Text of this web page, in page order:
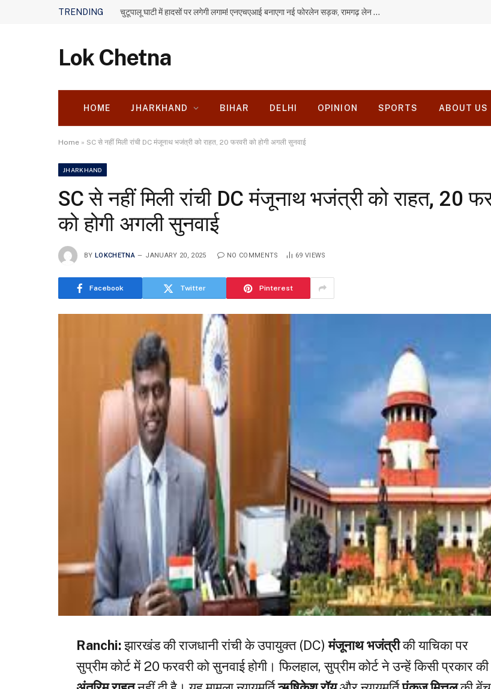
TRENDING चुटूपालू घाटी में हादसों पर लगेगी लगाम! एनएचएआई बनाएगा नई फोरलेन सड़क, रामगढ़ लेन का बदलेगा एलाइनमेंट
Lok Chetna
HOME JHARKHAND BIHAR DELHI OPINION SPORTS ABOUT US
Home » SC से नहीं मिली रांची DC मंजूनाथ भजंत्री को राहत, 20 फरवरी को होगी अगली सुनवाई
JHARKHAND
SC से नहीं मिली रांची DC मंजूनाथ भजंत्री को राहत, 20
को होगी अगली सुनवाई
BY LOKCHETNA JANUARY 20, 2025 NO COMMENTS 69 VIEWS
Facebook Twitter Pinterest
Ranchi:झारखंड की राजधानी रांची के उपायुक्त (DC)मंजूनाथ भजंत्रीकी याचिका पर
सुप्रीम कोर्ट में 20 फरवरी को सुनवाई होगी। फिलहाल, सुप्रीम कोर्ट ने उन्हें किसी प्रकार की